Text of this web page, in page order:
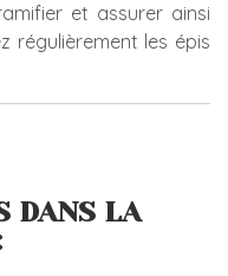
et assurer ainsi
régulièrement les épis
DANS LA